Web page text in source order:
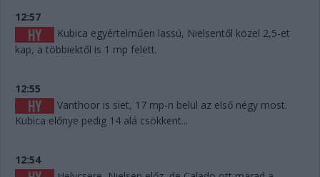
12:57
Kubica egyértelműen lassú, Nielsentől közel 2,5-et
kap, a többiektől is 1 mp felett.
12:55
Vanthoor is siet, 17 mp-n belül az első négy most.
Kubica előnye pedig 14 alá csökkent...
12:54